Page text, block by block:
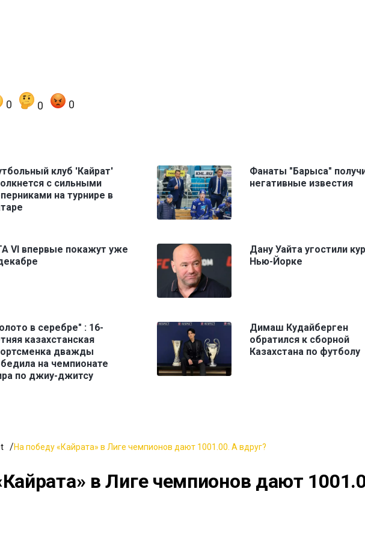
0 0 0
клуб 'Кайрат'
с сильными
на турнире в
Фанаты "Барыса"
негативные известия
VI впервые покажут уже
Дану Уайта угостили
Нью-Йорке
в серебре" : 16-
казахстанская
дважды
на чемпионате
по джиу-джитсу
Димаш Кудайберген
обратился к сборной
Казахстана по футболу
На победу «Кайрата» в Лиге чемпионов дают 1001.00. А вдруг?
в Лиге чемпионов дают